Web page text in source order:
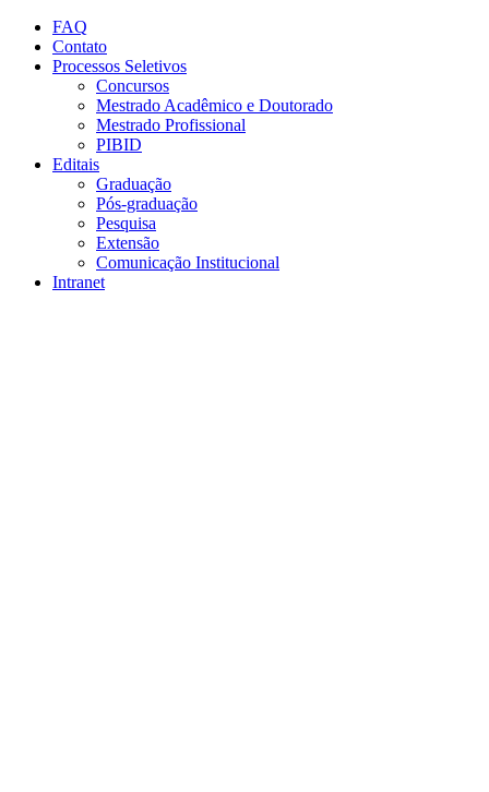
Conteúdo principal
FAQ
Contato
Processos Seletivos
Concursos
Mestrado Acadêmico e Doutorado
Mestrado Profissional
PIBID
Editais
Graduação
Pós-graduação
Pesquisa
Extensão
Comunicação Institucional
Intranet